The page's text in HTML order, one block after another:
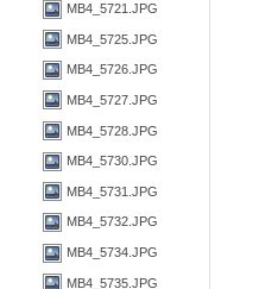
MB4_5721.JPG
MB4_5725.JPG
MB4_5726.JPG
MB4_5727.JPG
MB4_5728.JPG
MB4_5730.JPG
MB4_5731.JPG
MB4_5732.JPG
MB4_5734.JPG
MB4_5735.JPG